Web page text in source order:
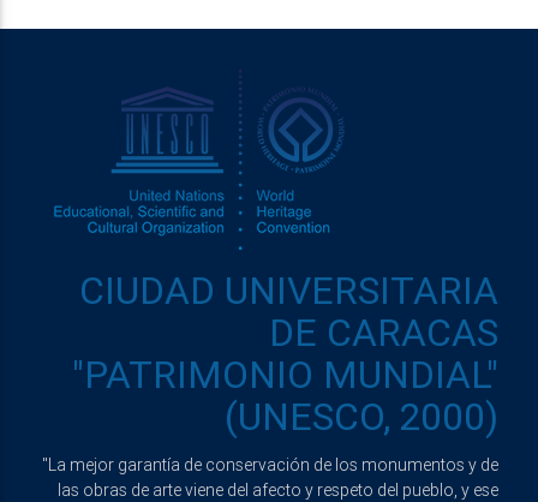
CIUDAD UNIVERSITARIA
DE CARACAS
"PATRIMONIO MUNDIAL"
(UNESCO, 2000)
"La mejor garantía de conservación de los monumentos y de
las obras de arte viene del afecto y respeto del pueblo, y ese